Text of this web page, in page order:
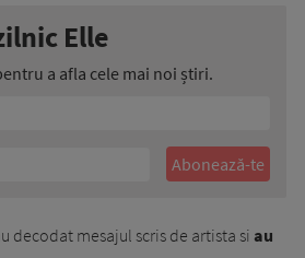
Elle
a afla cele mai noi știri.
decodat mesajul scris de artista si au